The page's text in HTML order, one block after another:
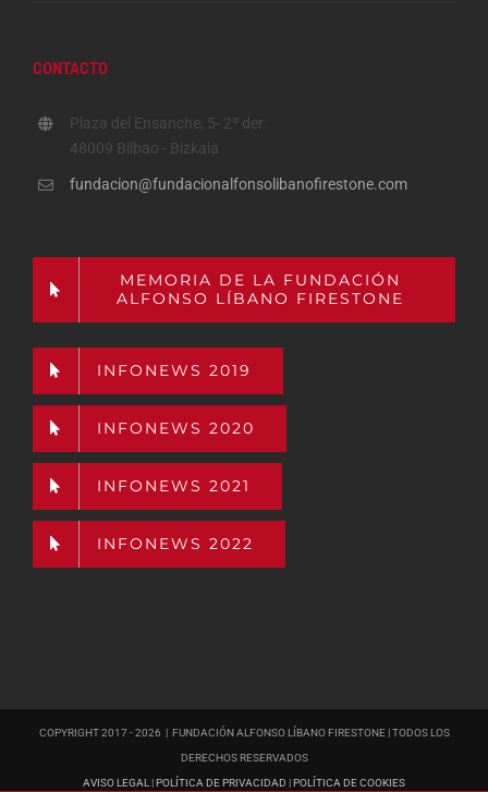
CONTACTO
Plaza del Ensanche, 5- 2º der.
48009 Bilbao - Bizkaia
fundacion@fundacionalfonsolibanofirestone.com
MEMORIA DE LA FUNDACIÓN
ALFONSO LÍBANO FIRESTONE
INFONEWS 2019
INFONEWS 2020
INFONEWS 2021
INFONEWS 2022
COPYRIGHT 2017 -2026 | FUNDACIÓN ALFONSO LÍBANO FIRESTONE | TODOS LOS
DERECHOS RESERVADOS
AVISO LEGAL |POLÍTICA DE PRIVACIDAD |POLÍTICA DE COOKIES